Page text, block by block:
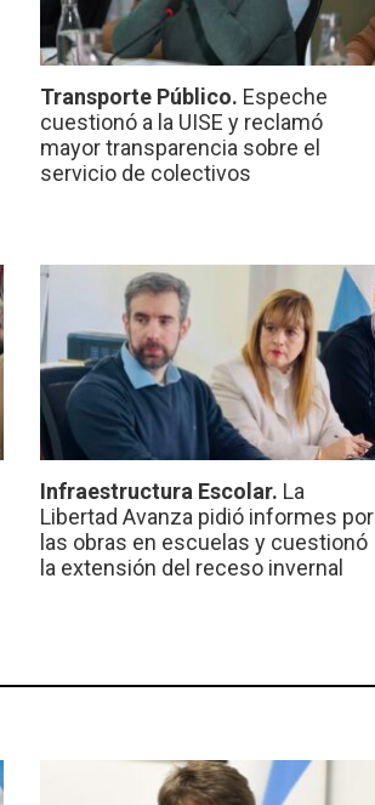
Transporte Público. Espeche
cuestionó a la UISE y reclamó
mayor transparencia sobre el
servicio de colectivos
Infraestructura Escolar. La
Libertad Avanza pidió informes por
las obras en escuelas y cuestionó
la extensión del receso invernal